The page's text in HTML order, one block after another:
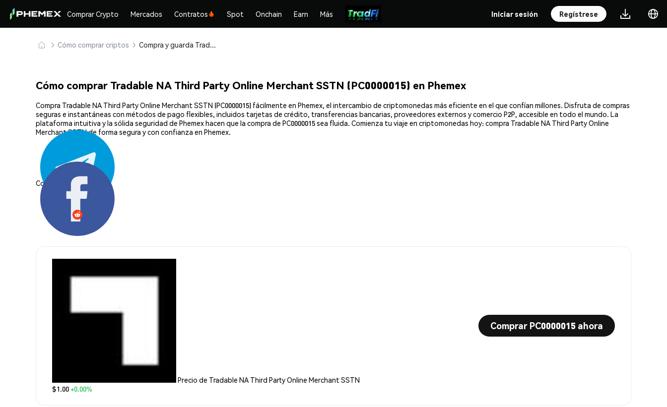
Comprar Crypto Mercados Contratos Spot Onchain Earn Más Iniciar sesión Regístrese
Cómo comprar criptos Compra y guarda Tradable NA Third Party Online Merchant SSTN (PC0000015) de forma segura
Cómo comprar Tradable NA Third Party Online Merchant SSTN (PC0000015) en Phemex
Compra Tradable NA Third Party Online Merchant SSTN (PC0000015) fácilmente en Phemex, el intercambio de criptomonedas más eficiente en el que confían millones. Disfruta de compras
seguras e instantáneas con métodos de pago flexibles, incluidos tarjetas de crédito, transferencias bancarias, proveedores externos y comercio P2P, accesible en todo el mundo. La
plataforma intuitiva y la sólida seguridad de Phemex hacen que la compra de PC0000015 sea fluida. Comienza tu viaje en criptomonedas hoy: compra Tradable NA Third Party Online
Merchant SSTN de forma segura y con confianza en Phemex.
Compartir:
Precio de Tradable NA Third Party Online Merchant SSTN
$1.00+0.00%
Comprar PC0000015 ahora